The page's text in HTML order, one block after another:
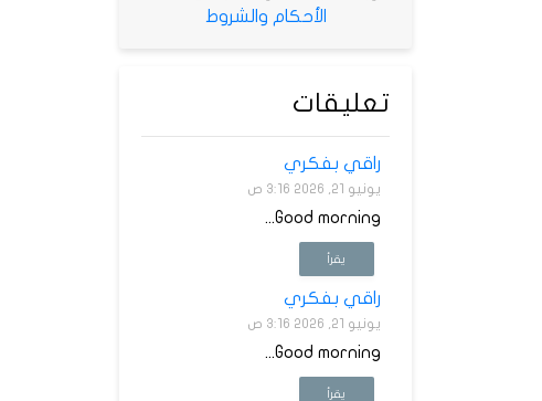
الأحكام والشروط
تعليقات
راقي بفكري
يونيو 21, 2026 3:16 ص
Good morning...
يقرأ
راقي بفكري
يونيو 21, 2026 3:16 ص
Good morning...
يقرأ